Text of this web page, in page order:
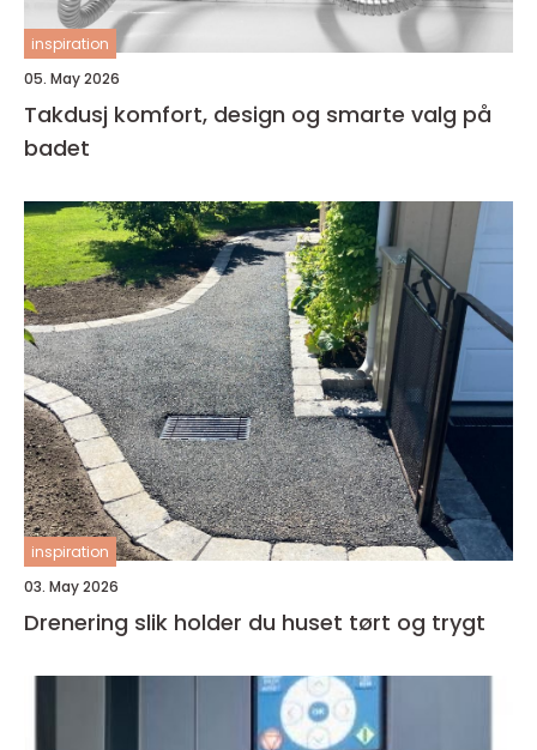
inspiration
05. May 2026
Takdusj komfort, design og smarte valg på
badet
inspiration
03. May 2026
Drenering slik holder du huset tørt og trygt